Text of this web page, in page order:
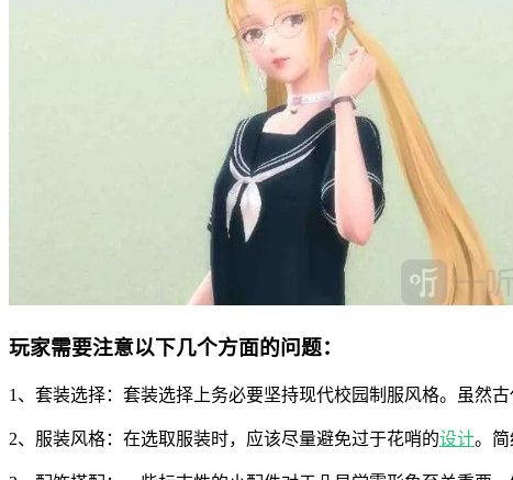
玩家需要注意以下几个方面的问题：
1、套装选择：套装选择上务必要坚持现代校园制服风格。虽然
2、服装风格：在选取服装时，应该尽量避免过于花哨的设计。简